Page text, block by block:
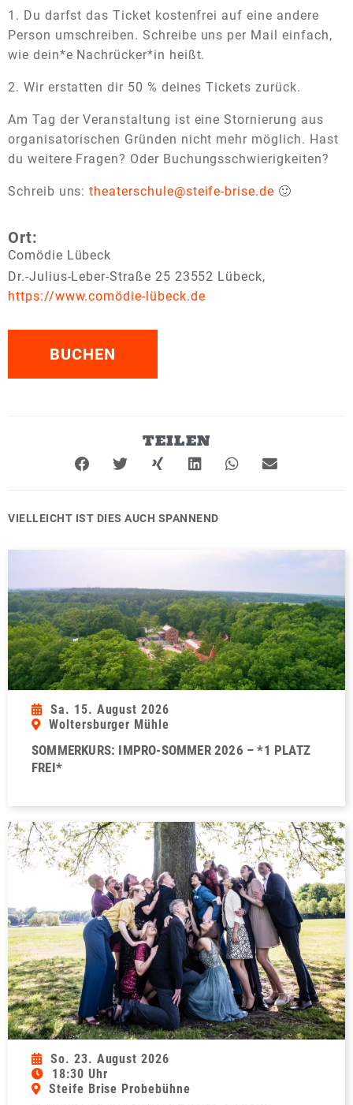
1. Du darfst das Ticket kostenfrei auf eine andere
Person umschreiben. Schreibe uns per Mail einfach,
wie dein*e Nachrücker*in heißt.
2. Wir erstatten dir 50 % deines Tickets zurück.
Am Tag der Veranstaltung ist eine Stornierung aus
organisatorischen Gründen nicht mehr möglich. Hast
du weitere Fragen? Oder Buchungsschwierigkeiten?
Schreib uns:theaterschule@steife-brise.de 🙂
Ort:
Comödie Lübeck
Dr.-Julius-Leber-Straße 25 23552 Lübeck,
https://www.comödie-lübeck.de
BUCHEN
TEILEN
VIELLEICHT IST DIES AUCH SPANNEND
Sa. 15. August 2026
Woltersburger Mühle
SOMMERKURS: IMPRO-SOMMER 2026 – *1 PLATZ
FREI*
So. 23. August 2026
18:30 Uhr
Steife Brise Probebühne